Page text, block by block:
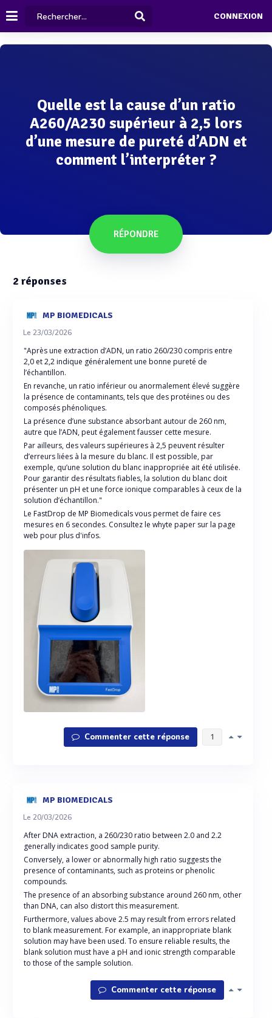
CONNEXION
Quelle est la cause d’un ratio
A260/A230 supérieur à 2,5 lors
d’une mesure de pureté d’ADN et
comment l’interpréter ?
RÉPONDRE
2 réponses
MP BIOMEDICALS
Le 23/03/2026
"Après une extraction d’ADN, un ratio 260/230 compris entre
2,0 et 2,2 indique généralement une bonne pureté de
l’échantillon.
En revanche, un ratio inférieur ou anormalement élevé suggère
la présence de contaminants, tels que des protéines ou des
composés phénoliques.
La présence d’une substance absorbant autour de 260 nm,
autre que l’ADN, peut également fausser cette mesure.
Par ailleurs, des valeurs supérieures à 2,5 peuvent résulter
d’erreurs liées à la mesure du blanc. Il est possible, par
exemple, qu’une solution du blanc inappropriée ait été utilisée.
Pour garantir des résultats fiables, la solution du blanc doit
présenter un pH et une force ionique comparables à ceux de la
solution d’échantillon."
Le FastDrop de MP Biomedicals vous permet de faire ces
mesures en 6 secondes. Consultez le whyte paper sur la page
web pour plus d'infos.
Commenter cette réponse 1
MP BIOMEDICALS
Le 20/03/2026
After DNA extraction, a 260/230 ratio between 2.0 and 2.2
generally indicates good sample purity.
Conversely, a lower or abnormally high ratio suggests the
presence of contaminants, such as proteins or phenolic
compounds.
The presence of an absorbing substance around 260 nm, other
than DNA, can also distort this measurement.
Furthermore, values ​​above 2.5 may result from errors related
to blank measurement. For example, an inappropriate blank
solution may have been used. To ensure reliable results, the
blank solution must have a pH and ionic strength comparable
to those of the sample solution.
Commenter cette réponse